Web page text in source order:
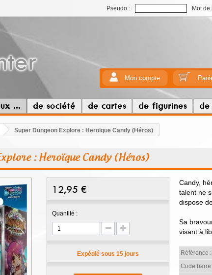
Pseudo : Mot de
Mon compte
... de société de cartes de figurines
Super Dungeon Explore : Heroïque Candy (Héros)
: Heroïque Candy (Héros)
12,95 €
Quantité :
Expédié sous 15 jours
Candy,
talent ne
dispose
Sa
visant à
Référence :
Code barre